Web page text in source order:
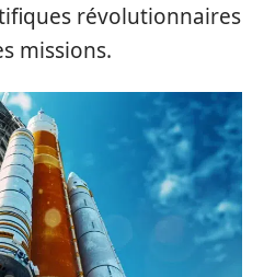
révolutionnaires
missions.